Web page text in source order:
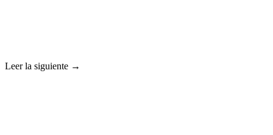
Leer la siguiente →